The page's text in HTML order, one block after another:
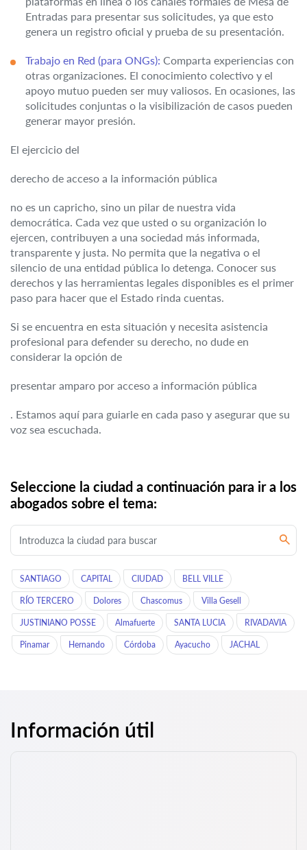
Entradas para presentar sus solicitudes, ya que esto
genera un registro oficial y prueba de su presentación.
Trabajo en Red (para ONGs): Comparta experiencias con
otras organizaciones. El conocimiento colectivo y el
apoyo mutuo pueden ser muy valiosos. En ocasiones, las
solicitudes conjuntas o la visibilización de casos pueden
generar mayor presión.
El ejercicio del
derecho de acceso a la información pública
no es un capricho, sino un pilar de nuestra vida
democrática. Cada vez que usted o su organización lo
ejercen, contribuyen a una sociedad más informada,
transparente y justa. No permita que la negativa o el
silencio de una entidad pública lo detenga. Conocer sus
derechos y las herramientas legales disponibles es el primer
paso para hacer que el Estado rinda cuentas.
Si se encuentra en esta situación y necesita asistencia
profesional para defender su derecho, no dude en
considerar la opción de
presentar amparo por acceso a información pública
. Estamos aquí para guiarle en cada paso y asegurar que su
voz sea escuchada.
Seleccione la ciudad a continuación para ir a los
abogados sobre el tema:
SANTIAGO CAPITAL CIUDAD BELL VILLE
RÍO TERCERO Dolores Chascomus Villa Gesell
JUSTINIANO POSSE Almafuerte SANTA LUCIA RIVADAVIA
Pinamar Hernando Córdoba Ayacucho JACHAL
Información útil